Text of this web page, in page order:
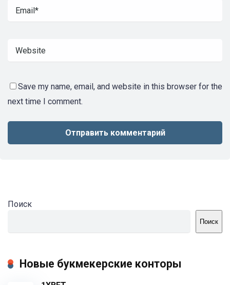
Save my name, email, and website in this browser for the
next time I comment.
Поиск
Поиск
Новые букмекерские конторы